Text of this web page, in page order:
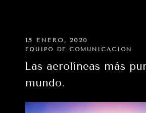
PUBLICADO
EN
15 ENERO, 2020
EQUIPO DE COMUNICACIÓN
Las aerolíneas más
mundo.